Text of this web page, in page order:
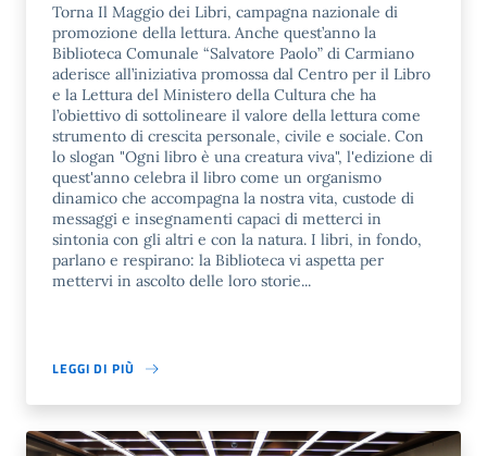
Torna Il Maggio dei Libri, campagna nazionale di
promozione della lettura. Anche quest’anno la
Biblioteca Comunale “Salvatore Paolo” di Carmiano
aderisce all’iniziativa promossa dal Centro per il Libro
e la Lettura del Ministero della Cultura che ha
l’obiettivo di sottolineare il valore della lettura come
strumento di crescita personale, civile e sociale. Con
lo slogan "Ogni libro è una creatura viva", l'edizione di
quest'anno celebra il libro come un organismo
dinamico che accompagna la nostra vita, custode di
messaggi e insegnamenti capaci di metterci in
sintonia con gli altri e con la natura. I libri, in fondo,
parlano e respirano: la Biblioteca vi aspetta per
mettervi in ascolto delle loro storie...
LEGGI DI PIÙ